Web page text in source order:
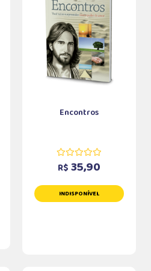
Encontros
R$ 35,90
INDISPONÍVEL